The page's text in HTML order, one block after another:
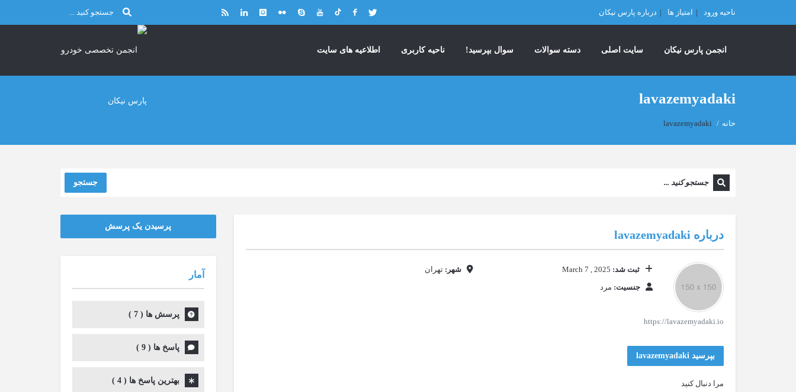
ناحیه ورود امتیاز ها درباره پارس نیکان
انجمن پارس نیکان سایت اصلی دسته سوالات سوال بپرسید! ناحیه کاربری اطلاعیه های سایت
lavazemyadaki
خانه /
lavazemyadaki
جستجو
درباره lavazemyadaki
ثبت شد: March 7 , 2025 شهر: تهران
جنسیت: مرد
https://lavazemyadaki.io
بپرسید lavazemyadaki
مرا دنبال کنید
پرسیدن یک پرسش
آمار
پرسش ها (7
)
پاسخ ها (9
)
بهترین پاسخ ها (4
)